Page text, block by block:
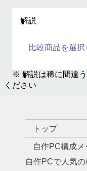
解説
比較商品を選
※ 解説は稀に間違う
ください
トップ
自作PC構成メ
自作PCで人気